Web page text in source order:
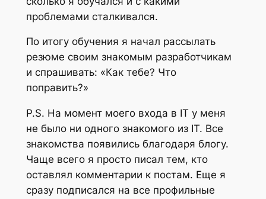
проблемами сталкивался.
По итогу обучения я начал рассылать
резюме своим знакомым разработчикам
и спрашивать: «Как тебе? Что
поправить?»
P.S. На момент моего входа в IT у меня
не было ни одного знакомого из IT. Все
знакомства появились благодаря блогу.
Чаще всего я просто писал тем, кто
оставлял комментарии к постам. Еще я
сразу подписался на все профильные